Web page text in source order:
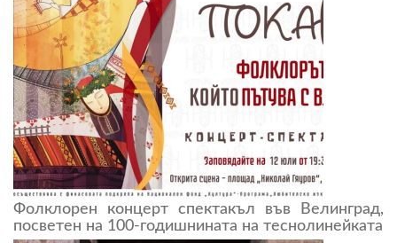
Фолклорен концерт спектакъл във Велинград,
посветен на 100-годишнината на теснолинейката